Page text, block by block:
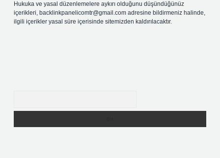
Hukuka ve yasal düzenlemelere aykırı olduğunu düşündüğünüz
içerikleri, backlinkpanelicomtr@gmail.com adresine bildirmeniz halinde,
ilgili içerikler yasal süre içerisinde sitemizden kaldırılacaktır.